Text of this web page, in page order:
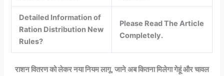
Detailed Information of
Ration Distribution New
Rules?
Please Read The Article
Completely.
राशन वितरण को लेकर नया नियम लागू, जाने अब कितना मिलेगा गेहूं और चावल